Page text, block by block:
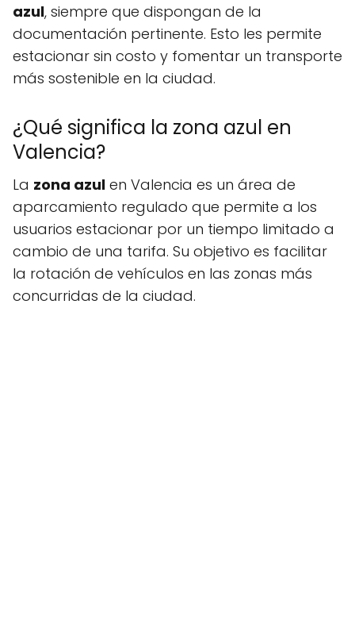
azul, siempre que dispongan de la
documentación pertinente. Esto les permite
estacionar sin costo y fomentar un transporte
más sostenible en la ciudad.
¿Qué significa la zona azul en
Valencia?
La zona azul en Valencia es un área de
aparcamiento regulado que permite a los
usuarios estacionar por un tiempo limitado a
cambio de una tarifa. Su objetivo es facilitar
la rotación de vehículos en las zonas más
concurridas de la ciudad.